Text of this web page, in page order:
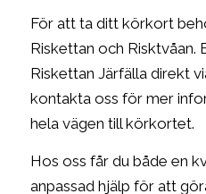
För att ta ditt körkort
Riskettan och Risktvåan.
Riskettan Järfälla direkt
kontakta oss för mer
hela vägen till körkortet.
Hos oss får du både en
anpassad hjälp för att